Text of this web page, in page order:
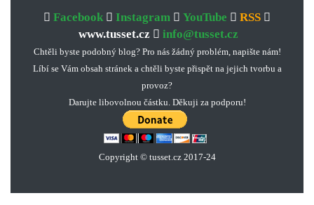
Facebook Instagram YouTube
RSS
www.tusset.cz
info@tusset.cz
Chtěli byste podobný blog? Pro nás žádný problém, napište nám!
Líbí se Vám obsah stránek a chtěli byste přispět na jejich tvorbu a
provoz?
Darujte libovolnou částku. Děkuji za podporu!
Copyright © tusset. cz 2017-24